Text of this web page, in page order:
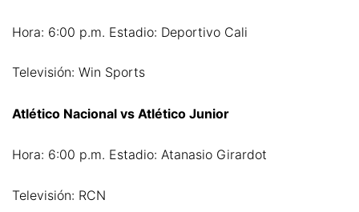
Hora: 6:00 p.m. Estadio: Deportivo Cali
Televisión: Win Sports
Atlético Nacional vs Atlético Junior
Hora: 6:00 p.m. Estadio: Atanasio Girardot
Televisión: RCN